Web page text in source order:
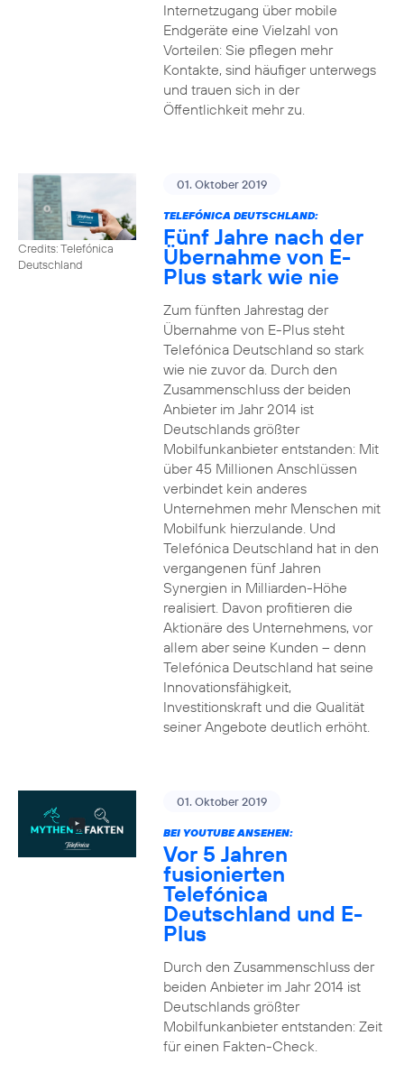
Internetzugang über mobile
Endgeräte eine Vielzahl von
Vorteilen: Sie pflegen mehr
Kontakte, sind häufiger unterwegs
und trauen sich in der
Öffentlichkeit mehr zu.
Credits: Telefónica
Deutschland
01. Oktober 2019
TELEFÓNICA DEUTSCHLAND:
Fünf Jahre nach der
Übernahme von E-
Plus stark wie nie
Zum fünften Jahrestag der
Übernahme von E-Plus steht
Telefónica Deutschland so stark
wie nie zuvor da. Durch den
Zusammenschluss der beiden
Anbieter im Jahr 2014 ist
Deutschlands größter
Mobilfunkanbieter entstanden: Mit
über 45 Millionen Anschlüssen
verbindet kein anderes
Unternehmen mehr Menschen mit
Mobilfunk hierzulande. Und
Telefónica Deutschland hat in den
vergangenen fünf Jahren
Synergien in Milliarden-Höhe
realisiert. Davon profitieren die
Aktionäre des Unternehmens, vor
allem aber seine Kunden – denn
Telefónica Deutschland hat seine
Innovationsfähigkeit,
Investitionskraft und die Qualität
seiner Angebote deutlich erhöht.
01. Oktober 2019
BEI YOUTUBE ANSEHEN:
Vor 5 Jahren
fusionierten
Telefónica
Deutschland und E-
Plus
Durch den Zusammenschluss der
beiden Anbieter im Jahr 2014 ist
Deutschlands größter
Mobilfunkanbieter entstanden: Zeit
für einen Fakten-Check.